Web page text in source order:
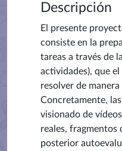
Descripción
El presente
consiste en la
tareas a través de
actividades), que
resolver de
Concretamente,
visionado de
reales, fragmentos
posterior